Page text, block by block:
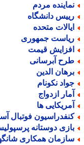
مردم
دانشگاه
متحده
جمهوری
قیمت
آبرسانی
الدین
نکونام
ازدواج
ها
فوتبال آسیا
دوستانه پرسپولیس
همکاری شانگهای